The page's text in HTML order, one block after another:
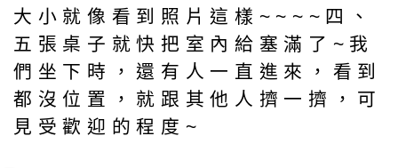
大小就像看到照片這樣~~~~四、
五張桌子就快把室內給塞滿了~我
們坐下時，還有人一直進來，看到
都沒位置，就跟其他人擠一擠，可
見受歡迎的程度~